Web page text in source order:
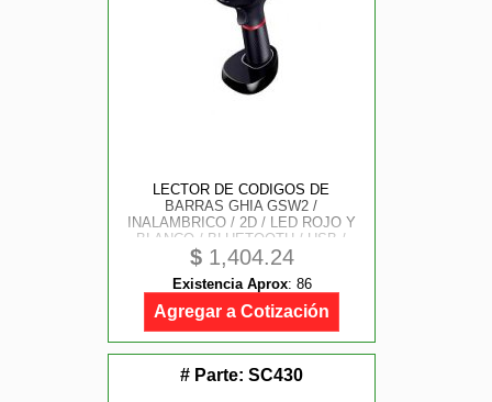
LECTOR DE CODIGOS DE
BARRAS GHIA GSW2 /
INALAMBRICO / 2D / LED ROJO Y
BLANCO / BLUETOOTH / USB /
BASE DE CARGA / QR / NEGRO
$1,404.24
Existencia Aprox: 86
Agregar a Cotización
# Parte: SC430